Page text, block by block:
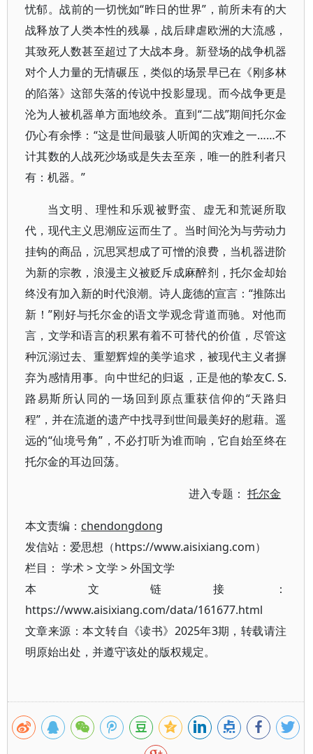
忧郁。战前的一切恍如“昨日的世界”，前所未有的大
战释放了人类本性的残暴，战后肆虐欧洲的大流感，
其致死人数甚至超过了大战本身。新登场的战争机器
对个人力量的无情碾压，类似的场景早已在《刚多林
的陷落》这部失落的传说中投影显现。而今战争更是
沦为人被机器单方面地绞杀。直到“二战”期间托尔金
仍心有余悸：“这是世间最骇人听闻的灾难之一……不
计其数的人战死沙场或是失去至亲，唯一的胜利者只
有：机器。”
当文明、理性和乐观被野蛮、虚无和荒诞所取
代，现代主义思潮应运而生了。当时间沦为与劳动力
挂钩的商品，沉思冥想成了可憎的浪费，当机器进阶
为新的宗教，浪漫主义被贬斥成麻醉剂，托尔金却始
终没有加入新的时代浪潮。诗人庞德的宣言：“推陈出
新！”刚好与托尔金的语文学观念背道而驰。对他而
言，文学和语言的积累有着不可替代的价值，尽管这
种沉溺过去、重塑辉煌的美学追求，被现代主义者摒
弃为感情用事。向中世纪的归返，正是他的挚友C. S.
路易斯所认同的一场回到原点重获信仰的“天路归
程”，并在流逝的遗产中找寻到世间最美好的慰藉。遥
远的“仙境号角”，不必打听为谁而响，它自始至终在
托尔金的耳边回荡。
进入专题：托尔金
本文责编： chendongdong
发信站：爱思想（https://www.aisixiang.com）
栏目： 学术>文学 >外国文学
本文链接：
https://www.aisixiang.com/data/161677.html
文章来源：本文转自《读书》2025年3期，转载请注
明原始出处，并遵守该处的版权规定。